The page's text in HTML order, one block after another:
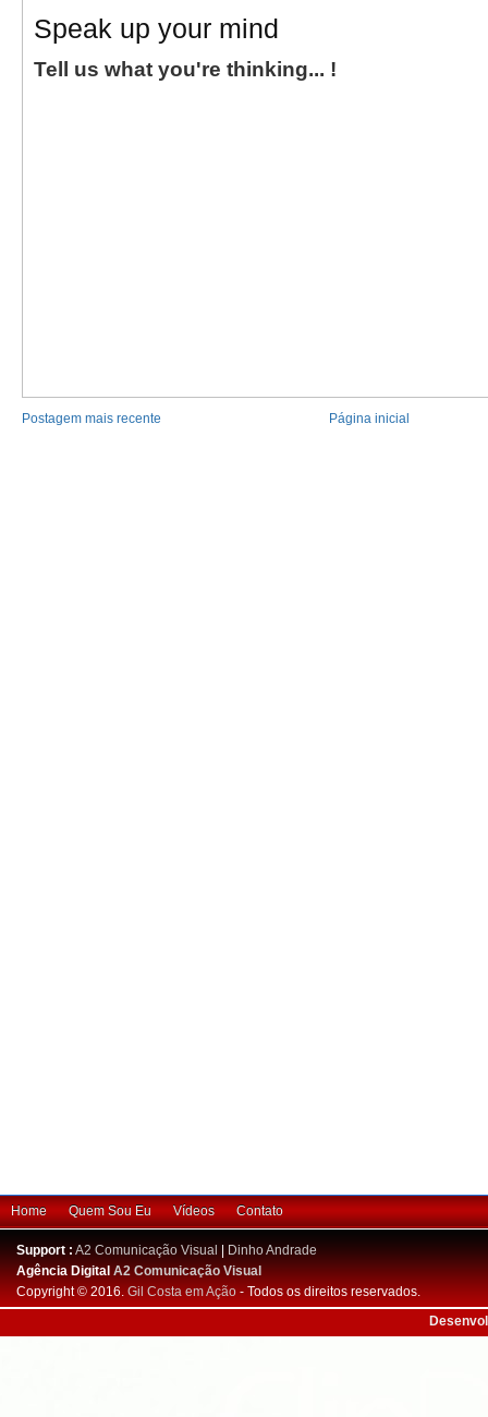
Speak up your mind
Tell us what you're thinking... !
Postagem mais recente Página inicial
Home Quem Sou Eu Vídeos Contato
Support : A2 Comunicação Visual
Dinho Andrade
Agência DigitalA2 Comunicação Visual
Copyright © 2016. Gil Costa em Ação - Todos os direitos reservados.